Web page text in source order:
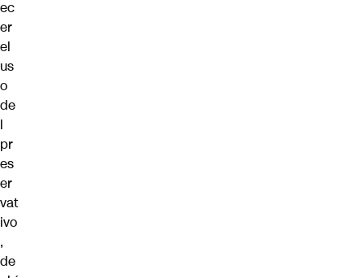
ec
er
el
us
o
de
l
pr
es
er
vat
ivo
,
de